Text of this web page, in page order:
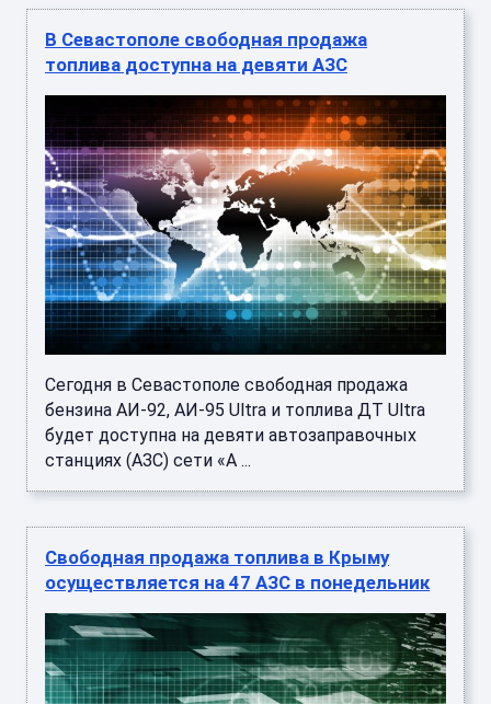
В Севастополе свободная продажа
топлива доступна на девяти АЗС
Сегодня в Севастополе свободная продажа
бензина АИ-92, АИ-95 Ultra и топлива ДТ Ultra
будет доступна на девяти автозаправочных
станциях (АЗС) сети «А ...
Свободная продажа топлива в Крыму
осуществляется на 47 АЗС в понедельник